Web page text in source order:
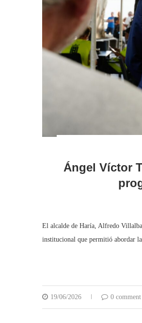
Ángel Víctor
El alcalde de Haría, Alfredo
institucional que permitió abordar
19/06/2026 0 comment